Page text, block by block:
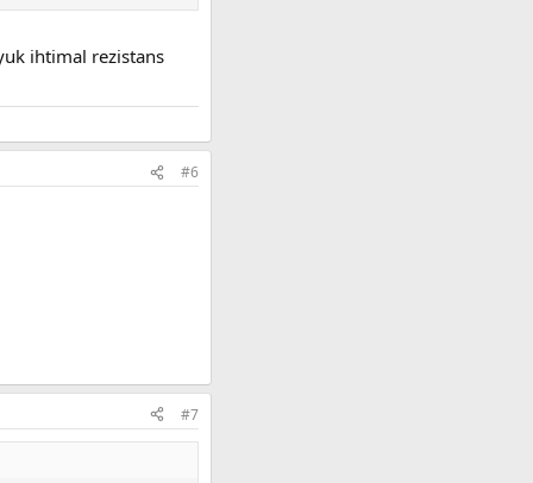
ihtimal rezistans
#6
#7